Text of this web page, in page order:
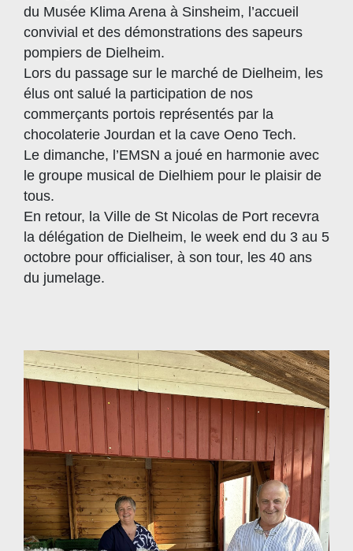
du Musée Klima Arena à Sinsheim, l’accueil
convivial et des démonstrations des sapeurs
pompiers de Dielheim.
Lors du passage sur le marché de Dielheim, les
élus ont salué la participation de nos
commerçants portois représentés par la
chocolaterie Jourdan et la cave Oeno Tech.
Le dimanche, l’EMSN a joué en harmonie avec
le groupe musical de Dielhiem pour le plaisir de
tous.
En retour, la Ville de St Nicolas de Port recevra
la délégation de Dielheim, le week end du 3 au 5
octobre pour officialiser, à son tour, les 40 ans
du jumelage.